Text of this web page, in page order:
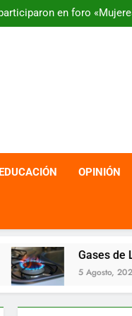
‘La Cacica’, enmarcada
Lanzamiento en Aruba
Cacica’, enmarcada
EDUCACIÓN OPINIÓN
de La Guajira
2026